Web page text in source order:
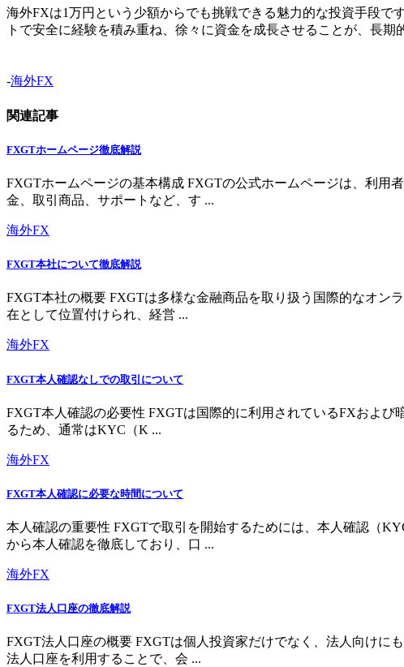
海外FXは1万円という少額からでも挑戦できる魅力的な投資手段
トで安全に経験を積み重ね、徐々に資金を成長させることが、長
-海外FX
関連記事
FXGTホームページ徹底解説
FXGTホームページの基本構成 FXGTの公式ホームページは、利用
金、取引商品、サポートなど、す ...
海外FX
FXGT本社について徹底解説
FXGT本社の概要 FXGTは多様な金融商品を取り扱う国際的なオン
在として位置付けられ、経営 ...
海外FX
FXGT本人確認なしでの取引について
FXGT本人確認の必要性 FXGTは国際的に利用されているFXおよ
るため、通常はKYC（K ...
海外FX
FXGT本人確認に必要な時間について
本人確認の重要性 FXGTで取引を開始するためには、本人確認（
から本人確認を徹底しており、口 ...
海外FX
FXGT法人口座の徹底解説
FXGT法人口座の概要 FXGTは個人投資家だけでなく、法人向けに
法人口座を利用することで、会 ...